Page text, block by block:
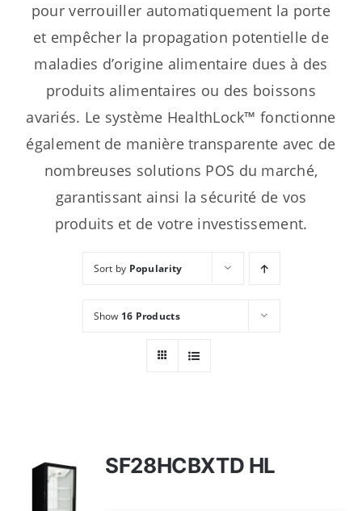
pour verrouiller automatiquement la porte
et empêcher la propagation potentielle de
maladies d’origine alimentaire dues à des
produits alimentaires ou des boissons
avariés. Le système HealthLock™ fonctionne
également de manière transparente avec de
nombreuses solutions POS du marché,
garantissant ainsi la sécurité de vos
produits et de votre investissement.
Sort by Popularity
Show 16 Products
SF28HCBXTD HL